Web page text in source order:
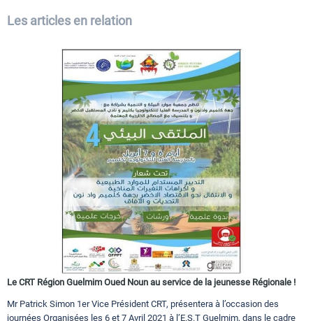
Les articles en relation
Le CRT Région Guelmim Oued Noun au service de la jeunesse Régionale !
Mr Patrick Simon 1er Vice Président CRT, présentera à l’occasion des
journées Organisées les 6 et 7 Avril 2021 à l’E.S.T Guelmim, dans le cadre